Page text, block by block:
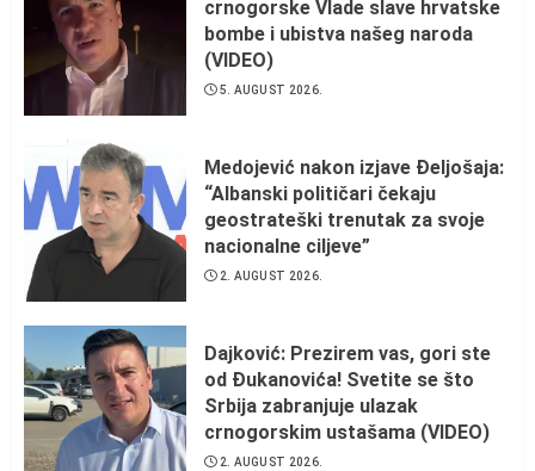
crnogorske Vlade slave hrvatske
bombe i ubistva našeg naroda
(VIDEO)
5. AUGUST 2026.
Medojević nakon izjave Đeljošaja:
“Albanski političari čekaju
geostrateški trenutak za svoje
nacionalne ciljeve”
2. AUGUST 2026.
Dajković: Prezirem vas, gori ste
od Đukanovića! Svetite se što
Srbija zabranjuje ulazak
crnogorskim ustašama (VIDEO)
2. AUGUST 2026.